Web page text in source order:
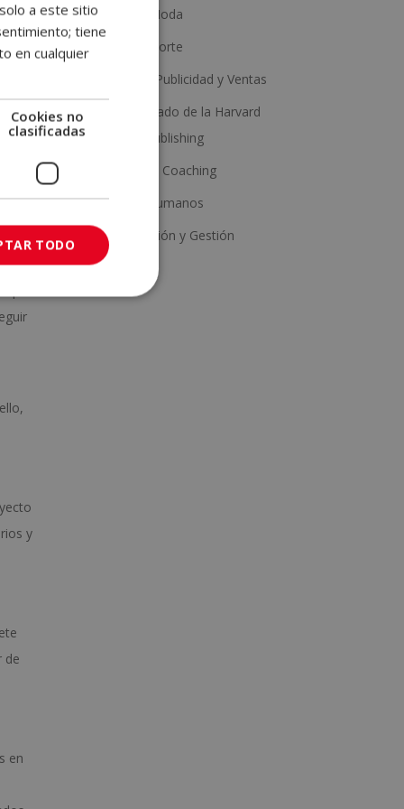
a
y
de
en
Estética y Moda
Salud y Deporte
Marketing, Publicidad y Ventas
Con Certificado de la Harvard
Business Publishing
Psicología y Coaching
Recursos Humanos
Administración y Gestión
a este sitio
tiene
en cualquier
Cookies no
clasificadas
TODO